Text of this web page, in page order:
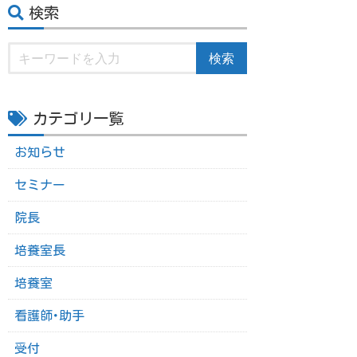
検索
検索
カテゴリ一覧
お知らせ
セミナー
院長
培養室長
培養室
看護師･助手
受付